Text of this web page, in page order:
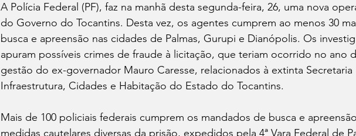
A Polícia Federal (PF), faz na manhã desta segunda-feira, 26, uma nova
do Governo do Tocantins. Desta vez, os agentes cumprem ao menos 30
busca e apreensão nas cidades de Palmas, Gurupi e Dianópolis. Os
apuram possíveis crimes de fraude à licitação, que teriam ocorrido no ano
gestão do ex-governador Mauro Caresse, relacionados à extinta
Infraestrutura, Cidades e Habitação do Estado do Tocantins.
Mais de 100 policiais federais cumprem os mandados de busca e
medidas cautelares diversas da prisão, expedidos pela 4ª Vara Federal de